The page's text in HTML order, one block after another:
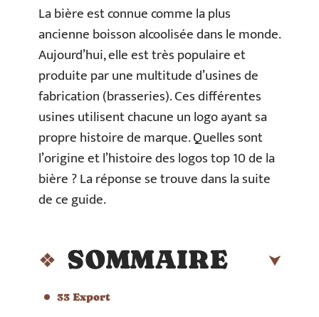
La bière est connue comme la plus
ancienne boisson alcoolisée dans le monde.
Aujourd’hui, elle est très populaire et
produite par une multitude d’usines de
fabrication (brasseries). Ces différentes
usines utilisent chacune un logo ayant sa
propre histoire de marque. Quelles sont
l’origine et l’histoire des logos top 10 de la
bière ? La réponse se trouve dans la suite
de ce guide.
SOMMAIRE
33 Export